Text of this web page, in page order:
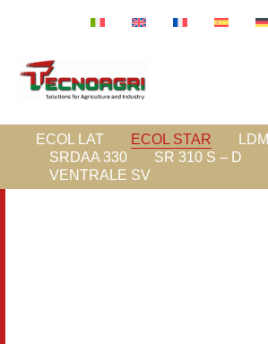
contenuto
ECOL LAT ECOL STAR LDM
SRDAA 330
SR 310 S – D
VENTRALE SV